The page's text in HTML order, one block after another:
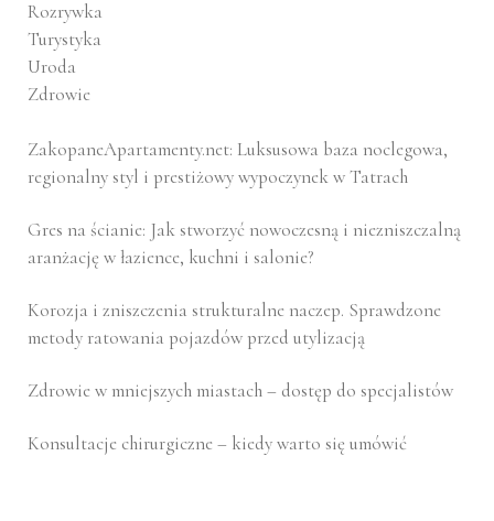
Rozrywka
Turystyka
Uroda
Zdrowie
ZakopaneApartamenty.net: Luksusowa baza noclegowa,
regionalny styl i prestiżowy wypoczynek w Tatrach
Gres na ścianie: Jak stworzyć nowoczesną i niezniszczalną
aranżację w łazience, kuchni i salonie?
Korozja i zniszczenia strukturalne naczep. Sprawdzone
metody ratowania pojazdów przed utylizacją
Zdrowie w mniejszych miastach – dostęp do specjalistów
Konsultacje chirurgiczne – kiedy warto się umówić